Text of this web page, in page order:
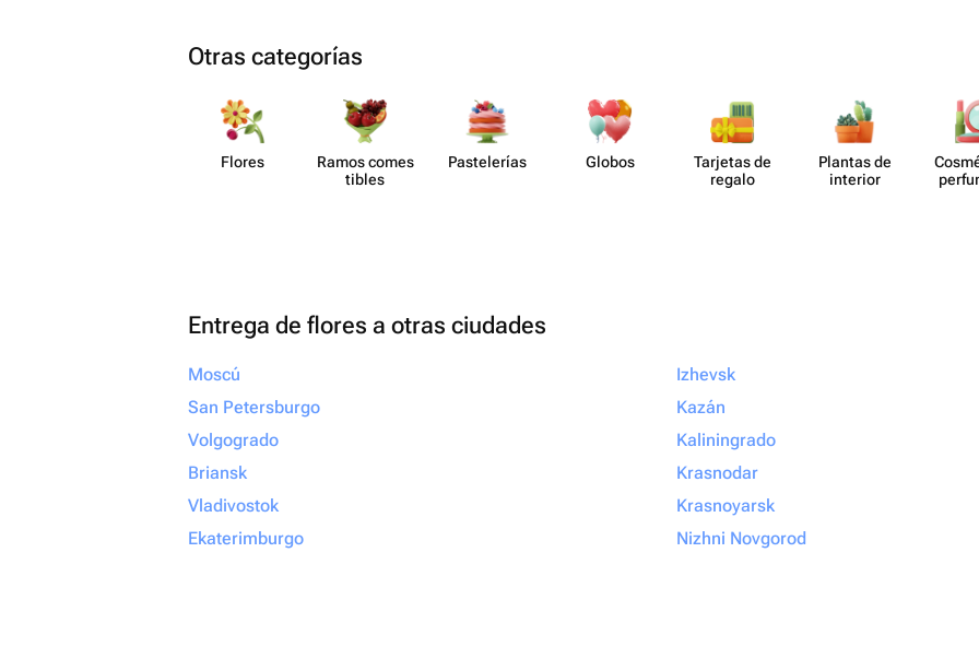
Otras categorías
Flores
Ramos comes​
tibles
Paste​lerías Globos
Tarjetas de
regalo
Plantas de
interior
Entrega de flores a otras ciudades
Moscú
San Petersburgo
Volgogrado
Briansk
Vladivostok
Ekaterimburgo
Izhevsk
Kazán
Kaliningrado
Krasnodar
Krasnoyarsk
Nizhni Novgorod